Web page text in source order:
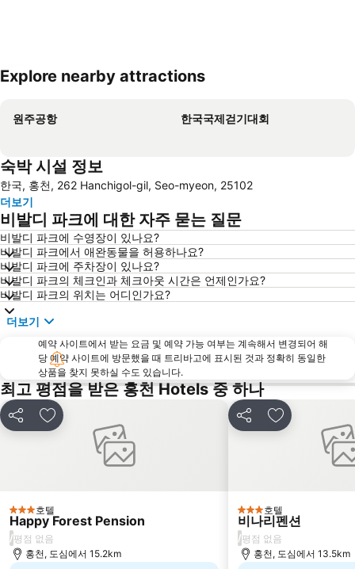
Explore nearby attractions
원주공항 한국국제걷기대회
숙박 시설 정보
한국, 홍천, 262 Hanchigol-gil, Seo-myeon, 25102
더보기
비발디 파크에 대한 자주 묻는 질문
비발디 파크에 수영장이 있나요?
비발디 파크에서 애완동물을 허용하나요?
비발디 파크에 주차장이 있나요?
비발디 파크의 체크인과 체크아웃 시간은 언제인가요?
비발디 파크의 위치는 어디인가요?
더보기
예약 사이트에서 받는 요금 및 예약 가능 여부는 계속해서 변경되어 해
당 예약 사이트에 방문했을 때 트리바고에 표시된 것과 정확히 동일한
상품을 찾지 못하실 수도 있습니다.
최고 평점을 받은 홍천 Hotels 중 하나
공유 즐겨찾기에 추가
3 성급호텔
Happy Forest Pension
/평점 없음
홍천, 도심에서 15.2km
공유 즐겨찾기에
3 성급호텔
비나리펜션
/평점 없음
홍천, 도심에서 13.5km